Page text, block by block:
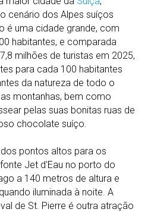
cenário dos Alpes suíços
é uma cidade grande, com
habitantes, e comparada
milhões de turistas em 2025,
para cada 100 habitantes
da natureza de todo o
montanhas, bem como
pelas suas bonitas ruas de
chocolate suíço.
pontos altos para os
Jet d'Eau no porto do
a 140 metros de altura e
iluminada à noite. A
de St. Pierre é outra atração